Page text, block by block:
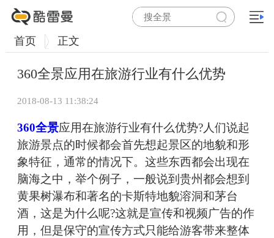
首页 正文
360全景应用在旅游行业有什么优势
2018-08-13 11:38:24
360全景应用在旅游行业有什么优势?人们说起
旅游景点的时候都会首先想起景区的地貌和形
象特征，通常的情况下。这些东西都会出现在
脑海之中，举个例子，一般说到贵州都会想到
黄果树瀑布和著名的卡斯特地貌溶洞和茅台
酒，这是为什么呢?这就是宣传和视频广告的作
用，但是保守的宣传方式只能给游客带来整体